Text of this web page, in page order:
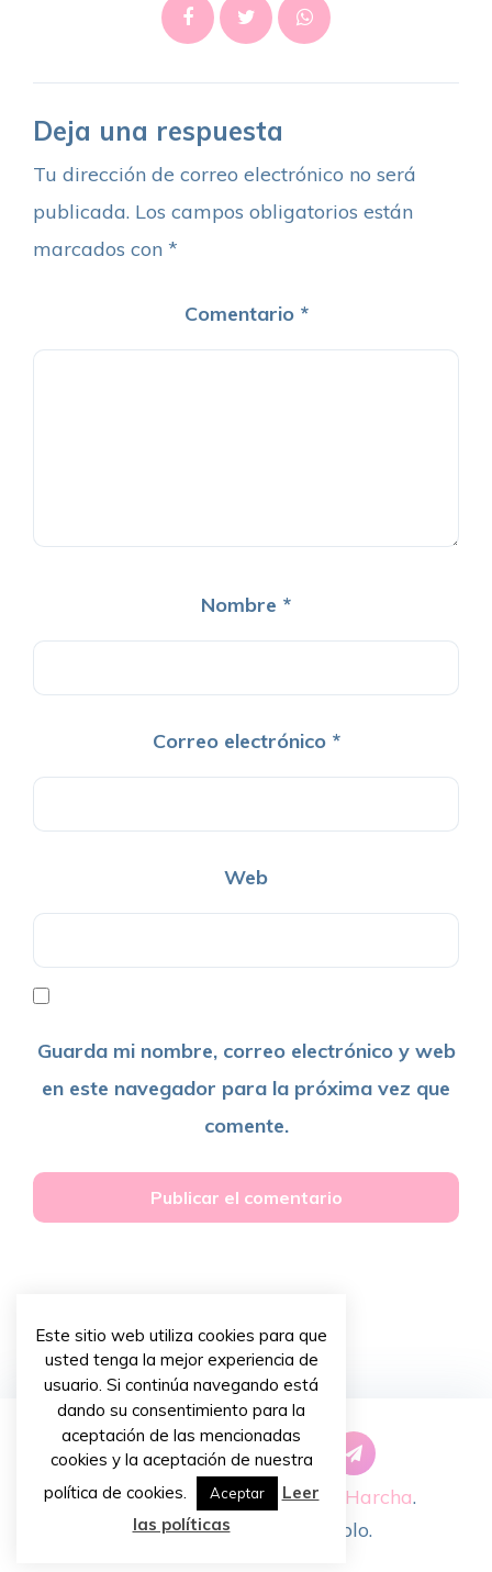
Deja una respuesta
Tu dirección de correo electrónico no será
publicada. Los campos obligatorios están
marcados con *
Comentario *
Nombre *
Correo electrónico *
Web
Guarda mi nombre, correo electrónico y web
en este navegador para la próxima vez que
comente.
Copyright © 2026 ~ Priscilla Harcha.
Diseño deChiavassa Pablo.
Este sitio web utiliza cookies para que
usted tenga la mejor experiencia de
usuario. Si continúa navegando está
dando su consentimiento para la
aceptación de las mencionadas
cookies y la aceptación de nuestra
política de cookies.
Aceptar
Leer
las políticas